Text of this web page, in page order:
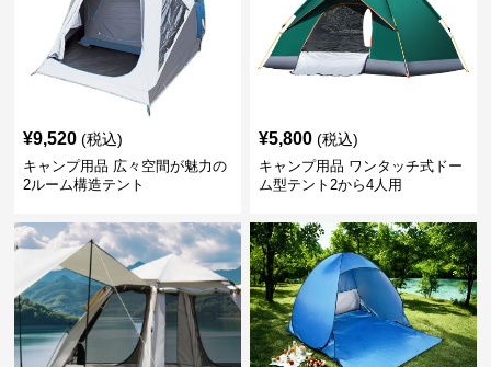
¥9,520 (税込)
キャンプ用品 広々空間が魅力の
2ルーム構造テント
¥5,800 (税込)
キャンプ用品 ワンタッチ式ドー
ム型テント2から4人用